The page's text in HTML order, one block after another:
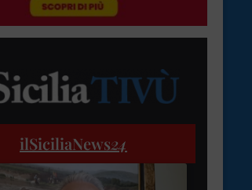
ilSiciliaNews24